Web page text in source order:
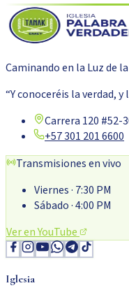
Caminando en la Luz de
“Y conoceréis la verdad,
Carrera 120 #52-
+57 301 201 6600
Transmisiones en vivo
Viernes· 7:30 PM
Sábado· 4:00 PM
Ver en YouTube
Iglesia